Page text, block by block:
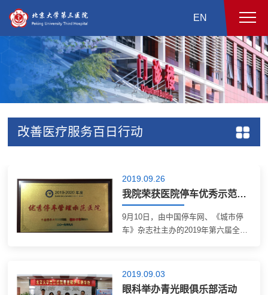
EN
改善医疗服务百日行动
2019.09.26
我院荣获医院停车优秀示范单位奖
9月10日，由中国停车网、《城市停
车》杂志社主办的2019年第六届全国
获“2019-2020年度医院停车优秀示范
单位”奖。
2019.09.03
眼科举办青光眼俱乐部活动